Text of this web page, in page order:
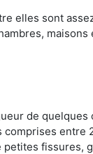
elles sont
maisons
de
entre
fissures,